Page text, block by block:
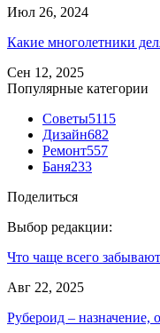
Июл 26, 2024
Какие многолетники
Сен 12, 2025
Популярные категории
Советы5115
Дизайн682
Ремонт557
Баня233
Поделиться
Выбор редакции:
Что чаще всего
Авг 22, 2025
Рубероид – назначение,